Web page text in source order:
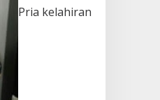
Pria kelahiran